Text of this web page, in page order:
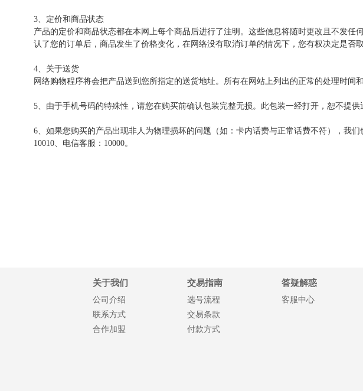
3、定价和商品状态
产品的定价和商品状态都在本网上每个商品后进行了注明。这些信息将随时更改且不发
认了您的订单后，商品发生了价格变化，在网络没有取消订单的情况下，您有权决定是否取
4、关于送货
网络购物程序将会把产品送到您所指定的送货地址。所有在网站上列出的正常的处理时
5、由于手机号码的特殊性，请您在购买前确认包装完整无损。此包装一经打开，恕不提供
6、如果您购买的产品出现非人为物理损坏的问题（如：卡内话费与正常话费不符），我
10010、电信客服：10000。
关于我们
公司介绍
联系方式
合作加盟
交易指南
选号流程
交易条款
付款方式
答疑解惑
客服中心